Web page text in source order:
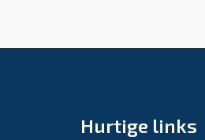
Hurtige links